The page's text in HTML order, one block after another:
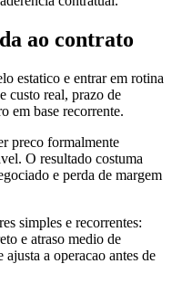
ao contrato
estatico e entrar em rotina
custo real, prazo de
em base recorrente.
preco formalmente
O resultado costuma
e perda de margem
simples e recorrentes:
e atraso medio de
a operacao antes de